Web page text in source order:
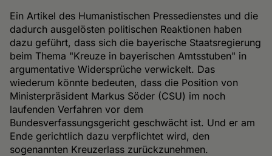
Ein Artikel des Humanistischen Pressedienstes und die
dadurch ausgelösten politischen Reaktionen haben
dazu geführt, dass sich die bayerische Staatsregierung
beim Thema "Kreuze in bayerischen Amtsstuben" in
argumentative Widersprüche verwickelt. Das
wiederum könnte bedeuten, dass die Position von
Ministerpräsident Markus Söder (CSU) im noch
laufenden Verfahren vor dem
Bundesverfassungsgericht geschwächt ist. Und er am
Ende gerichtlich dazu verpflichtet wird, den
sogenannten Kreuzerlass zurückzunehmen.